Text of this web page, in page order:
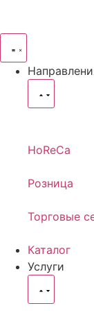
HoReCa
Розница
Торговые
Каталог
Услуги